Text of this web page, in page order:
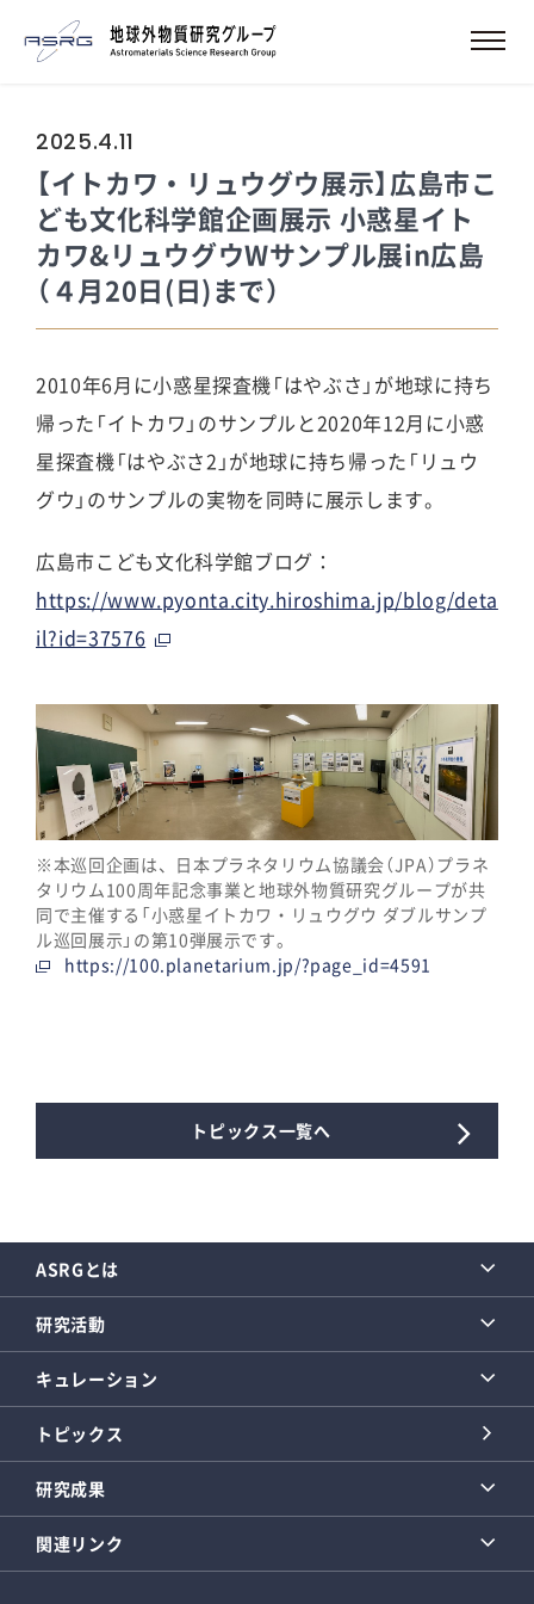
2025.4.11
【イトカワ・リュウグウ展示】広島市こ
ども文化科学館企画展示 小惑星イト
カワ&リュウグウWサンプル展in広島
（４月20日(日)まで）
2010年6月に小惑星探査機「はやぶさ」が地球に持ち
帰った「イトカワ」のサンプルと2020年12月に小惑
星探査機「はやぶさ2」が地球に持ち帰った「リュウ
グウ」のサンプルの実物を同時に展示します。
広島市こども文化科学館ブログ：
https://www.pyonta.city.hiroshima.jp/blog/deta
il?id=37576
※本巡回企画は、日本プラネタリウム協議会（JPA）プラネ
タリウム100周年記念事業と地球外物質研究グループが共
同で主催する「小惑星イトカワ・リュウグウ ダブルサンプ
ル巡回展示」の第10弾展示です。
https://100.planetarium.jp/?page_id=4591
トピックス一覧へ
ASRGとは
研究活動
キュレーション
トピックス
研究成果
関連リンク